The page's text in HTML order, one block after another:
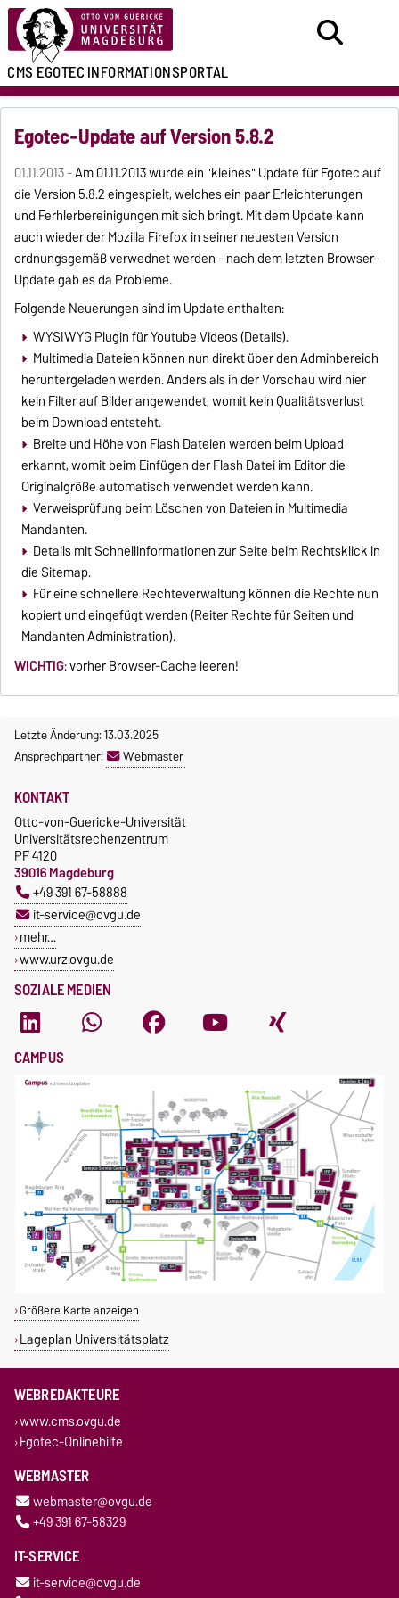
CMS EGOTECINFORMATIONSPORTAL
Egotec-Update auf Version 5.8.2
01.11.2013 -Am 01.11.2013 wurde ein "kleines" Update für Egotec auf
die Version 5.8.2 eingespielt, welches ein paar Erleichterungen
und Ferhlerbereinigungen mit sich bringt. Mit dem Update kann
auch wieder der Mozilla Firefox in seiner neuesten Version
ordnungsgemäß verwednet werden - nach dem letzten Browser-
Update gab es da Probleme.
Folgende Neuerungen sind im Update enthalten:
WYSIWYG Plugin für Youtube Videos (Details).
Multimedia Dateien können nun direkt über den Adminbereich
heruntergeladen werden. Anders als in der Vorschau wird hier
kein Filter auf Bilder angewendet, womit kein Qualitätsverlust
beim Download entsteht.
Breite und Höhe von Flash Dateien werden beim Upload
erkannt, womit beim Einfügen der Flash Datei im Editor die
Originalgröße automatisch verwendet werden kann.
Verweisprüfung beim Löschen von Dateien in Multimedia
Mandanten.
Details mit Schnellinformationen zur Seite beim Rechtsklick in
die Sitemap.
Für eine schnellere Rechteverwaltung können die Rechte nun
kopiert und eingefügt werden (Reiter Rechte für Seiten und
Mandanten Administration).
WICHTIG: vorher Browser-Cache leeren!
Letzte Änderung: 13.03.2025
Ansprechpartner:
Webmaster
SOZIALE MEDIEN
KONTAKT
Otto-von-Guericke-Universität
Universitätsrechenzentrum
PF 4120
39016 Magdeburg
+49 391 67-58888
it-service@ovgu.de
mehr…
www.urz.ovgu.de
CAMPUS
Größere Karte anzeigen
Lageplan Universitätsplatz
WEBREDAKTEURE
www.cms.ovgu.de
Egotec-Onlinehilfe
WEBMASTER
webmaster@ovgu.de
+49 391 67-58329
IT-SERVICE
it-service@ovgu.de